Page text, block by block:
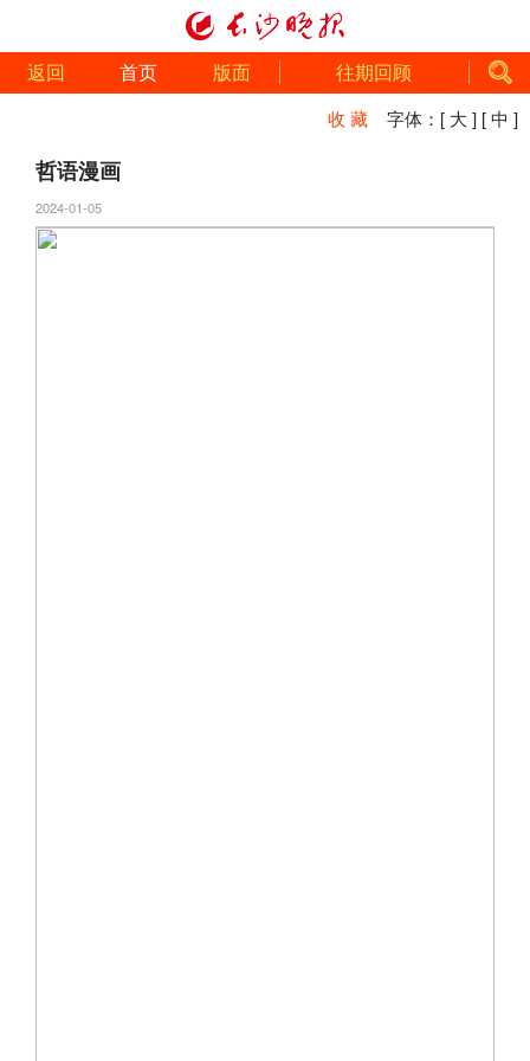
返回 首页 版面 往期回顾
收 藏 字体： [ 大 ] [ 中 ]
哲语漫画
2024-01-05